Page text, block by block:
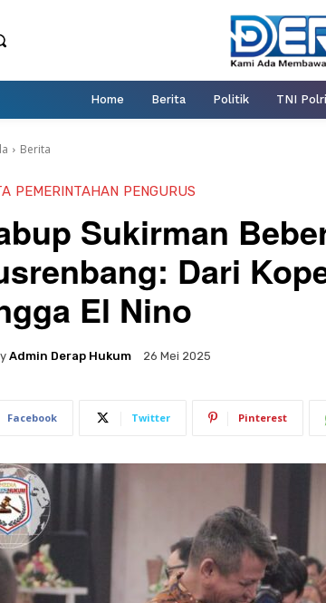
Home Berita Politik TNI Polri
Berita
PEMERINTAHAN PENGURUS
Sukirman
Dari
El Nino
Admin Derap Hukum 26 Mei 2025
Facebook Twitter Pinterest